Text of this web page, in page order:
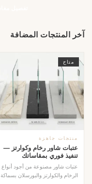
آخر المنتجات المضافة
متاح
منتجات جاهزة
عتبات شاور رخام وكوارتز —
تنفيذ فوري بمقاساتك
عتبات شاور مصنوعة من أجود أنواع